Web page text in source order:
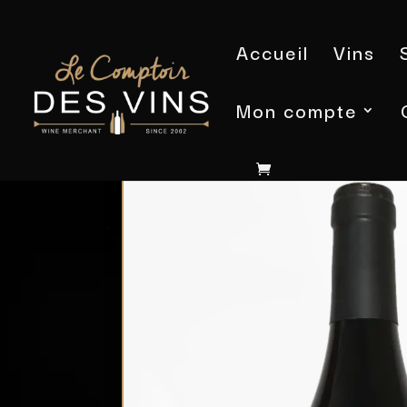
Accueil Vins
Mon compte